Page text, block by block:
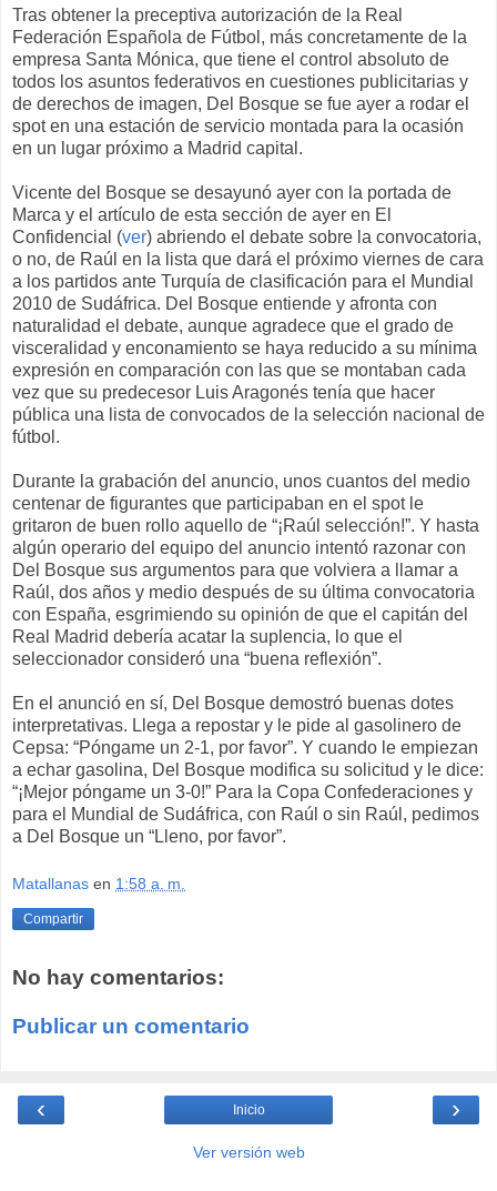
Tras obtener la preceptiva autorización de la Real
Federación Española de Fútbol, más concretamente de la
empresa Santa Mónica, que tiene el control absoluto de
todos los asuntos federativos en cuestiones publicitarias y
de derechos de imagen, Del Bosque se fue ayer a rodar el
spot en una estación de servicio montada para la ocasión
en un lugar próximo a Madrid capital.
Vicente del Bosque se desayunó ayer con la portada de
Marca y el artículo de esta sección de ayer en El
Confidencial (ver) abriendo el debate sobre la convocatoria,
o no, de Raúl en la lista que dará el próximo viernes de cara
a los partidos ante Turquía de clasificación para el Mundial
2010 de Sudáfrica. Del Bosque entiende y afronta con
naturalidad el debate, aunque agradece que el grado de
visceralidad y enconamiento se haya reducido a su mínima
expresión en comparación con las que se montaban cada
vez que su predecesor Luis Aragonés tenía que hacer
pública una lista de convocados de la selección nacional de
fútbol.
Durante la grabación del anuncio, unos cuantos del medio
centenar de figurantes que participaban en el spot le
gritaron de buen rollo aquello de “¡Raúl selección!”. Y hasta
algún operario del equipo del anuncio intentó razonar con
Del Bosque sus argumentos para que volviera a llamar a
Raúl, dos años y medio después de su última convocatoria
con España, esgrimiendo su opinión de que el capitán del
Real Madrid debería acatar la suplencia, lo que el
seleccionador consideró una “buena reflexión”.
En el anunció en sí, Del Bosque demostró buenas dotes
interpretativas. Llega a repostar y le pide al gasolinero de
Cepsa: “Póngame un 2-1, por favor”. Y cuando le empiezan
a echar gasolina, Del Bosque modifica su solicitud y le dice:
“¡Mejor póngame un 3-0!” Para la Copa Confederaciones y
para el Mundial de Sudáfrica, con Raúl o sin Raúl, pedimos
a Del Bosque un “Lleno, por favor”.
Matallanas en 1:58 a. m.
Compartir
No hay comentarios:
Publicar un comentario
‹ ›
Inicio
Ver versión web